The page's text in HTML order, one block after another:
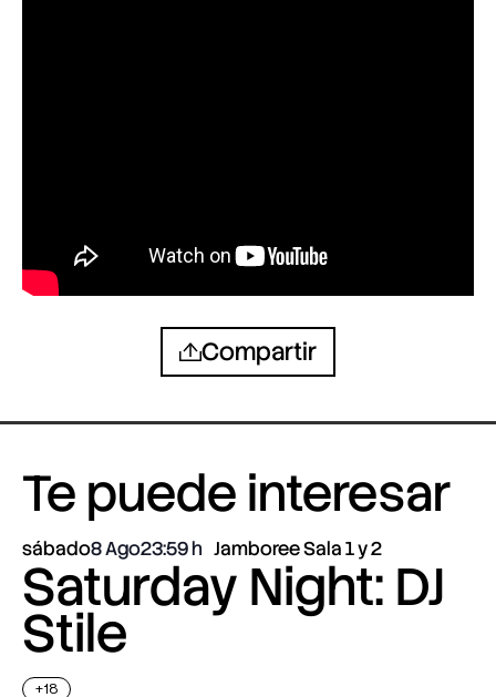
Compartir
Te puede interesar
sábado8 Ago23:59 Jamboree Sala 1 y 2
Saturday Night: DJ
Stile
+18